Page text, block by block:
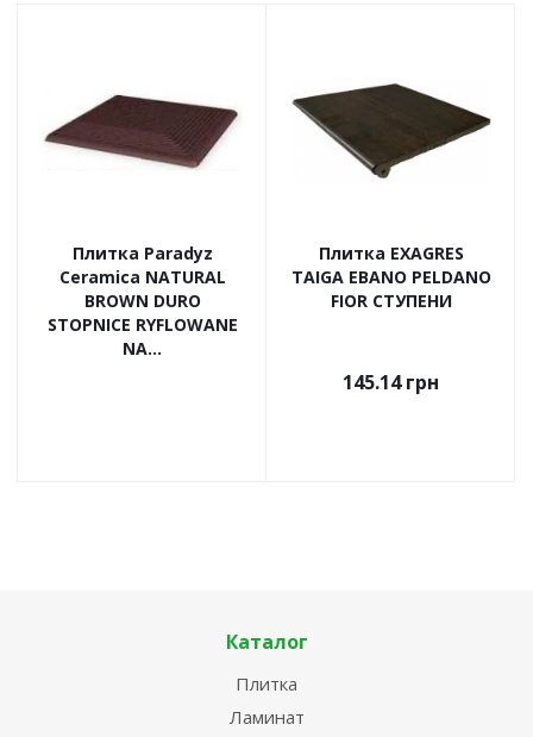
Плитка Paradyz
Ceramica NATURAL
BROWN DURO
STOPNICE RYFLOWANE
NA...
Плитка EXAGRES
TAIGA EBANO PELDANO
FIOR СТУПЕНИ
145.14грн
Каталог
Плитка
Ламинат